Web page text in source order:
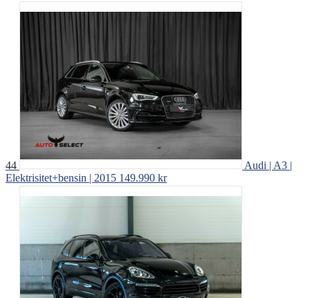
44
Audi | A3 |
Elektrisitet+bensin | 2015 149.990 kr